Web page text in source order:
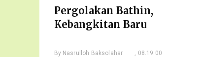
Pergolakan Bathin,
Kebangkitan Baru
By Nasrulloh Baksolahar , 08.19.00